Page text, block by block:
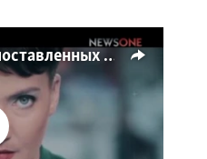
Страна самых высокопоставленных телеведущих. Почему политики захватили телеэфир Украины
available